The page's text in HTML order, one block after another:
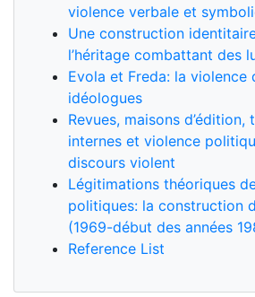
violence verbale et
Une construction
l’héritage combattant des
Evola et Freda: la violence
idéologues
Revues, maisons
internes et violence
discours violent
Légitimations théoriques
politiques: la construction
(1969-début des années
Reference List